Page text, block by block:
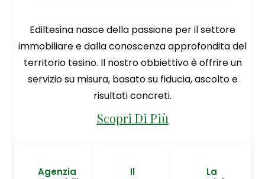
Ediltesina nasce della passione per il settore
immobiliare e dalla conoscenza approfondita del
territorio tesino. Il nostro obbiettivo è offrire un
servizio su misura, basato su fiducia, ascolto e
risultati concreti.
Scopri Di Più
Agenzia
Il
La